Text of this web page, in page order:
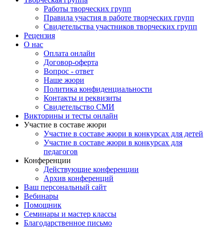
Творческая группа
Работы творческих групп
Правила участия в работе творческих групп
Свидетельства участников творческих групп
Рецензия
О нас
Оплата онлайн
Договор-оферта
Вопрос - ответ
Наше жюри
Политика конфиденциальности
Контакты и реквизиты
Свидетельство СМИ
Викторины и тесты онлайн
Участие в составе жюри
Участие в составе жюри в конкурсах для детей
Участие в составе жюри в конкурсах для
педагогов
Конференции
Действующие конференции
Архив конференций
Ваш персональный сайт
Вебинары
Помощник
Семинары и мастер классы
Благодарственное письмо